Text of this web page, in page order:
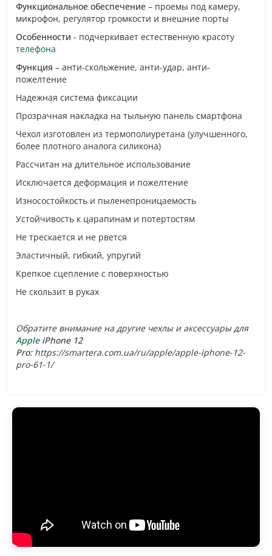
Функциональное обеспечение – проемы под камеру,
микрофон, регулятор громкости и внешние порты
Особенности - подчеркивает естественную красоту
телефона
Функция – анти-скольжение, анти-удар, анти-
пожелтение
Надежная система фиксации
Прозрачная накладка на тыльную панель смартфона
Чехол изготовлен из термополиуретана (улучшенного,
более плотного аналога силикона)
Рассчитан на длительное использование
Исключается деформация и пожелтение
Износостойкость и пыленепроницаемость
Устойчивость к царапинам и потертостям
Не трескается и не рвется
Эластичный, гибкий, упругий
Крепкое сцепление с поверхностью
Не скользит в руках
Обратите внимание на другие чехлы и аксессуары для
AppleiPhone 12
Pro:https://smartera.com.ua/ru/apple/apple-iphone-12-
pro-61-1/